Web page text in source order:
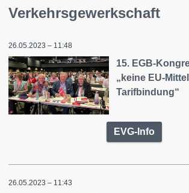
Verkehrsgewerkschaft
26.05.2023 – 11:48
15. EGB-
„keine EU-
Tarifbindung“
EVG-Info
26.05.2023 – 11:43